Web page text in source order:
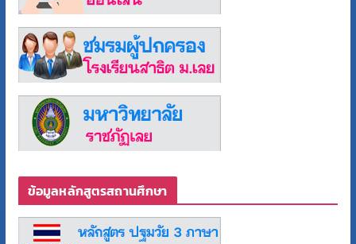
ข้อมูลหลักสูตรสถานศึกษา